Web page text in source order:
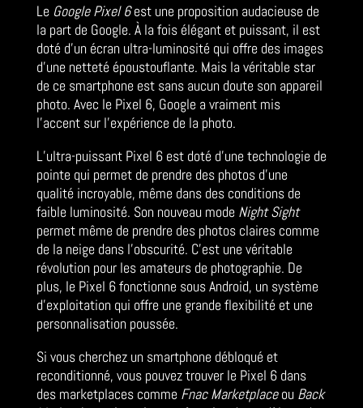
Le Google Pixel 6est une proposition audacieuse de
la part de Google. À la fois élégant et puissant, il est
doté d’un écran ultra-luminosité qui offre des images
d’une netteté époustouflante. Mais la véritable star
de ce smartphone est sans aucun doute son appareil
photo. Avec le Pixel 6, Google a vraiment mis
l’accent sur l’expérience de la photo.
L’ultra-puissant Pixel 6 est doté d’une technologie de
pointe qui permet de prendre des photos d’une
qualité incroyable, même dans des conditions de
faible luminosité. Son nouveau mode Night Sight
permet même de prendre des photos claires comme
de la neige dans l’obscurité. C’est une véritable
révolution pour les amateurs de photographie. De
plus, le Pixel 6 fonctionne sous Android, un système
d’exploitation qui offre une grande flexibilité et une
personnalisation poussée.
Si vous cherchez un smartphone débloqué et
reconditionné, vous pouvez trouver le Pixel 6 dans
des marketplaces comme Fnac Marketplaceou Back